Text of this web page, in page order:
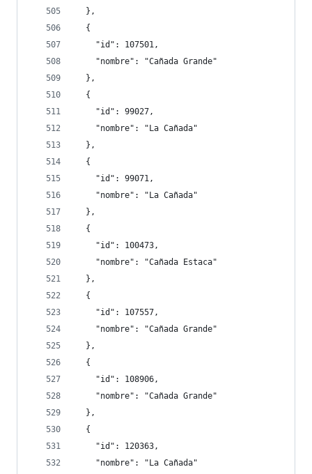
  },
  {
    "id": 107501,
    "nombre": "Cañada Grande"
  },
  {
    "id": 99027,
    "nombre": "La Cañada"
  },
  {
    "id": 99071,
    "nombre": "La Cañada"
  },
  {
    "id": 100473,
    "nombre": "Cañada Estaca"
  },
  {
    "id": 107557,
    "nombre": "Cañada Grande"
  },
  {
    "id": 108906,
    "nombre": "Cañada Grande"
  },
  {
    "id": 120363,
    "nombre": "La Cañada"